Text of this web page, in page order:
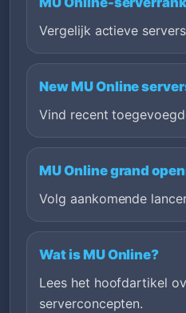
Vergelijk actieve
New MU Online
Vind recent
MU Online grand
Volg aankomende
Wat is MU Online?
Lees het hoofdartikel
serverconcepten.